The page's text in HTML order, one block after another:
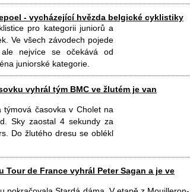
- vycházející hvězda belgické cyklistiky
pro kategorii juniorů a
Ve všech závodech pojede
ale nejvíce se očekává od
juniorské kategorie.
vyhrál tým BMC ve žlutém je van
časovka v Cholet na
Sky zaostal 4 sekundy za
Do žlutého dresu se oblékl
Tour de France vyhrál Peter Sagan a je ve